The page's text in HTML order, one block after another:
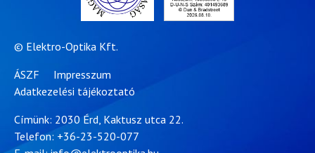
© Elektro-Optika Kft.
ÁSZF
Impresszum
Adatkezelési tájékoztató
Címünk: 2030 Érd, Kaktusz utca 22.
Telefon: +36-23-520-077